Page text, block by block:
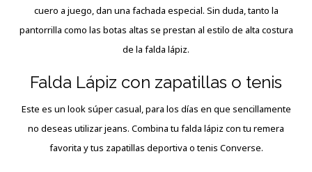
cuero a juego, dan una fachada especial. Sin duda, tanto la
pantorrilla como las botas altas se prestan al estilo de alta costura
de la falda lápiz.
Falda Lápiz con zapatillas o tenis
Este es un look súper casual, para los días en que sencillamente
no deseas utilizar jeans. Combina tu falda lápiz con tu remera
favorita y tus zapatillas deportiva o tenis Converse.